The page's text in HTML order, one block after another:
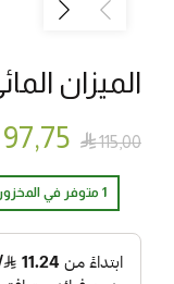
الميزان
 115٫00 97٫75
1 متوفر في المخزون